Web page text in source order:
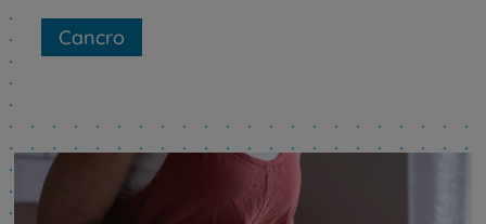
Cancro